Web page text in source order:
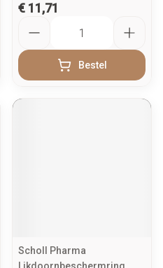
€ 11,71
Bestel
Scholl Pharma